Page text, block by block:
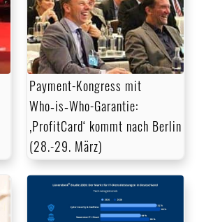
Payment-Kongress mit
Who‑is‑Who-Garantie:
‚ProfitCard‘ kommt nach Berlin
(28.-29. März)